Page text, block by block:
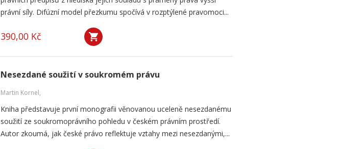
právní síly. Difúzní model přezkumu spočívá v rozptýlené pravomoci...
390,00 Kč
Nesezdané soužití v soukromém právu
Martin Kornel,
Kniha představuje první monografii věnovanou uceleně nesezdanému
soužití ze soukromoprávního pohledu v českém právním prostředí.
Autor zkoumá, jak české právo reflektuje vztahy mezi nesezdanými,...